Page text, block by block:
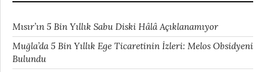
Mısır’ın 5 Bin Yıllık Sabu Diski Hâlâ Açıklanamıyor
Muğla’da 5 Bin Yıllık Ege Ticaretinin İzleri: Melos Obsidyeni
Bulundu